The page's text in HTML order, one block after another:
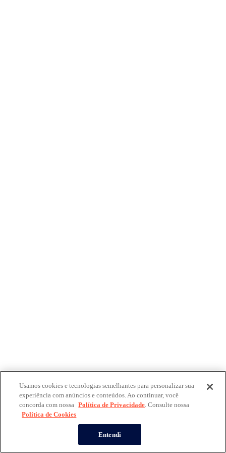
Usamos cookies e tecnologias semelhantes para personalizar sua
experiência com anúncios e conteúdos. Ao continuar, você
concorda com nossa Política de Privacidade. Consulte nossa
Política de Cookies
Entendi